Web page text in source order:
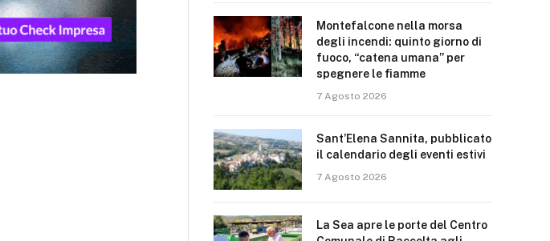
Montefalcone nella morsa
degli incendi: quinto giorno di
fuoco, “catena umana” per
spegnere le fiamme
7 Agosto 2026
Sant’Elena Sannita, pubblicato
il calendario degli eventi estivi
7 Agosto 2026
La Sea apre le porte del Centro